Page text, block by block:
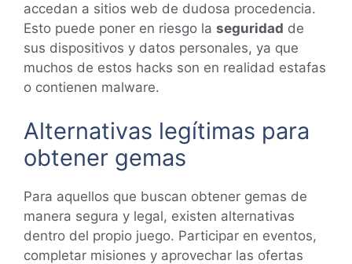
accedan a sitios web de dudosa procedencia.
Esto puede poner en riesgo la seguridad de
sus dispositivos y datos personales, ya que
muchos de estos hacks son en realidad estafas
o contienen malware.
Alternativas legítimas para
obtener gemas
Para aquellos que buscan obtener gemas de
manera segura y legal, existen alternativas
dentro del propio juego. Participar en eventos,
completar misiones y aprovechar las ofertas